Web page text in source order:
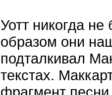
Уотт никогда
образом они
подталкивал
текстах.
фрагмент